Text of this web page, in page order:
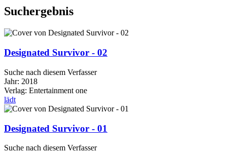
Suchergebnis
Designated Survivor - 02
Suche nach diesem Verfasser
Jahr: 2018
Verlag: Entertainment one
lädt
Designated Survivor - 01
Suche nach diesem Verfasser